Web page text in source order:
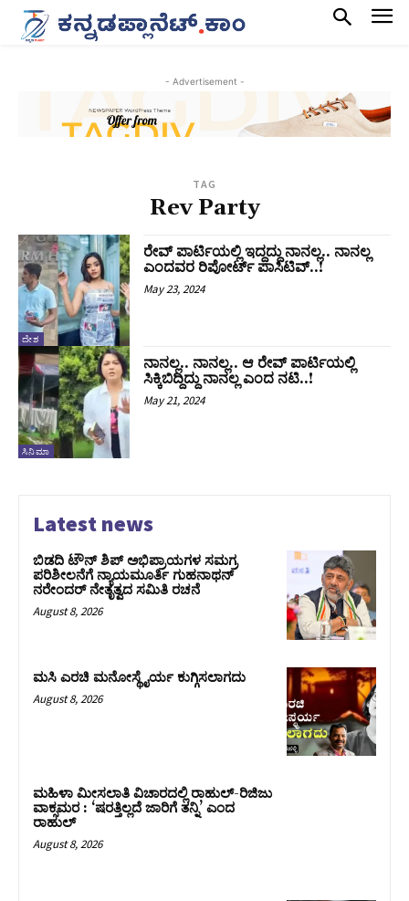
- Advertisement -
TAG
Rev Party
ದೇಶ
ರೇವ್ ಪಾರ್ಟಿಯಲ್ಲಿ ಇದ್ದದ್ದು ನಾನಲ್ಲ.. ನಾನಲ್ಲ
ಎಂದವರ ರಿಪೋರ್ಟ್ ಪಾಸಿಟಿವ್..!
May 23, 2024
ಸಿನಿಮಾ
ನಾನಲ್ಲ.. ನಾನಲ್ಲ.. ಆ ರೇವ್ ಪಾರ್ಟಿಯಲ್ಲಿ
ಸಿಕ್ಕಿಬಿದ್ದಿದ್ದು ನಾನಲ್ಲ ಎಂದ ನಟಿ..!
May 21, 2024
Latest news
ಬಿಡದಿ ಟೌನ್ ಶಿಪ್ ಅಭಿಪ್ರಾಯಗಳ ಸಮಗ್ರ
ಪರಿಶೀಲನೆಗೆ ನ್ಯಾಯಮೂರ್ತಿ ಗುಹನಾಥನ್
ನರೇಂದರ್ ನೇತೃತ್ವದ ಸಮಿತಿ ರಚನೆ
August 8, 2026
ಮಸಿ ಎರಚಿ ಮನೋಸ್ಥೈರ್ಯ ಕುಗ್ಗಿಸಲಾಗದು
August 8, 2026
ಮಹಿಳಾ ಮೀಸಲಾತಿ ವಿಚಾರದಲ್ಲಿ ರಾಹುಲ್‌-ರಿಜಿಜು
ವಾಕ್ಸಮರ : ‘ಷರತ್ತಿಲ್ಲದೆ ಜಾರಿಗೆ ತನ್ನಿ’ ಎಂದ
ರಾಹುಲ್‌
August 8, 2026